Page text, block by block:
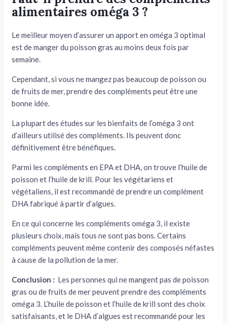
alimentaires oméga 3 ?
Le meilleur moyen d’assurer un apport en oméga 3 optimal
est de manger du poisson gras au moins deux fois par
semaine.
Cependant, si vous ne mangez pas beaucoup de poisson ou
de fruits de mer, prendre des compléments peut être une
bonne idée.
La plupart des études sur les bienfaits de l’oméga 3 ont
d’ailleurs utilisé des compléments. Ils peuvent donc
définitivement être bénéfiques.
Parmi les compléments en EPA et DHA, on trouve l’huile de
poisson et l’huile de krill. Pour les végétariens et
végétaliens, il est recommandé de prendre un complément
DHA fabriqué à partir d’algues.
En ce qui concerne les compléments oméga 3, il existe
plusieurs choix, mais tous ne sont pas bons. Certains
compléments peuvent même contenir des composés néfastes
à cause de la pollution de la mer.
Conclusion : Les personnes qui ne mangent pas de poisson
gras ou de fruits de mer peuvent prendre des compléments
oméga 3. L’huile de poisson et l’huile de krill sont des choix
satisfaisants, et le DHA d’algues est recommandé pour les